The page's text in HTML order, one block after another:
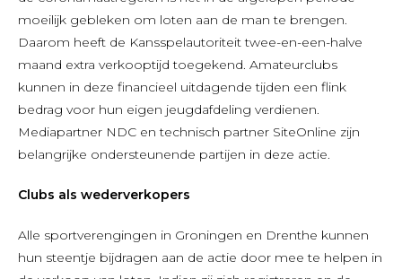
moeilijk gebleken om loten aan de man te brengen.
Daarom heeft de Kansspelautoriteit twee-en-een-halve
maand extra verkooptijd toegekend. Amateurclubs
kunnen in deze financieel uitdagende tijden een flink
bedrag voor hun eigen jeugdafdeling verdienen.
Mediapartner NDC en technisch partner SiteOnline zijn
belangrijke ondersteunende partijen in deze actie.
Clubs als wederverkopers
Alle sportverengingen in Groningen en Drenthe kunnen
hun steentje bijdragen aan de actie door mee te helpen in